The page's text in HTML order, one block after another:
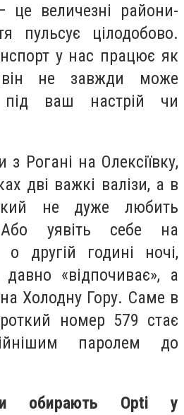
це величезні райони-
пульсує цілодобово.
у нас працює як
не завжди може
під ваш настрій чи
з Рогані на Олексіївку,
дві важкі валізи, а в
не дуже любить
Або уявіть себе на
о другій годині ночі,
«відпочиває», а
Холодну Гору. Саме в
номер 579 стає
паролем до
обирають Opti у